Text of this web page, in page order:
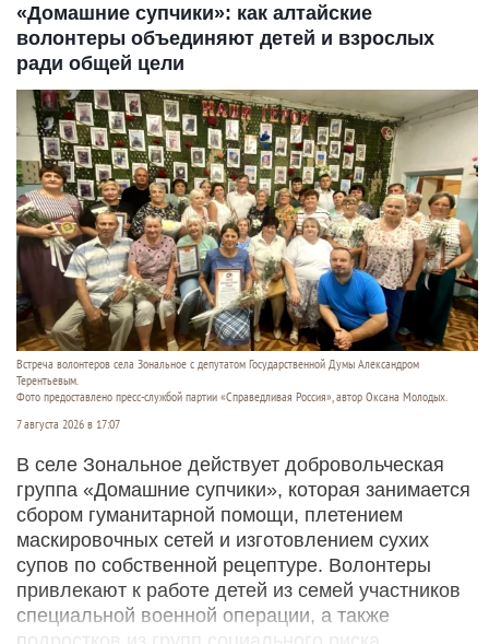
«Домашние супчики»: как алтайские
волонтеры объединяют детей и взрослых
ради общей цели
Встреча волонтеров села Зональное с депутатом Государственной Думы Александром
Терентьевым.
Фото предоставлено пресс-службой партии «Справедливая Россия», автор Оксана Молодых.
7 августа 2026 в 17:07
В селе Зональное действует добровольческая
группа «Домашние супчики», которая занимается
сбором гуманитарной помощи, плетением
маскировочных сетей и изготовлением сухих
супов по собственной рецептуре. Волонтеры
привлекают к работе детей из семей участников
специальной военной операции, а также